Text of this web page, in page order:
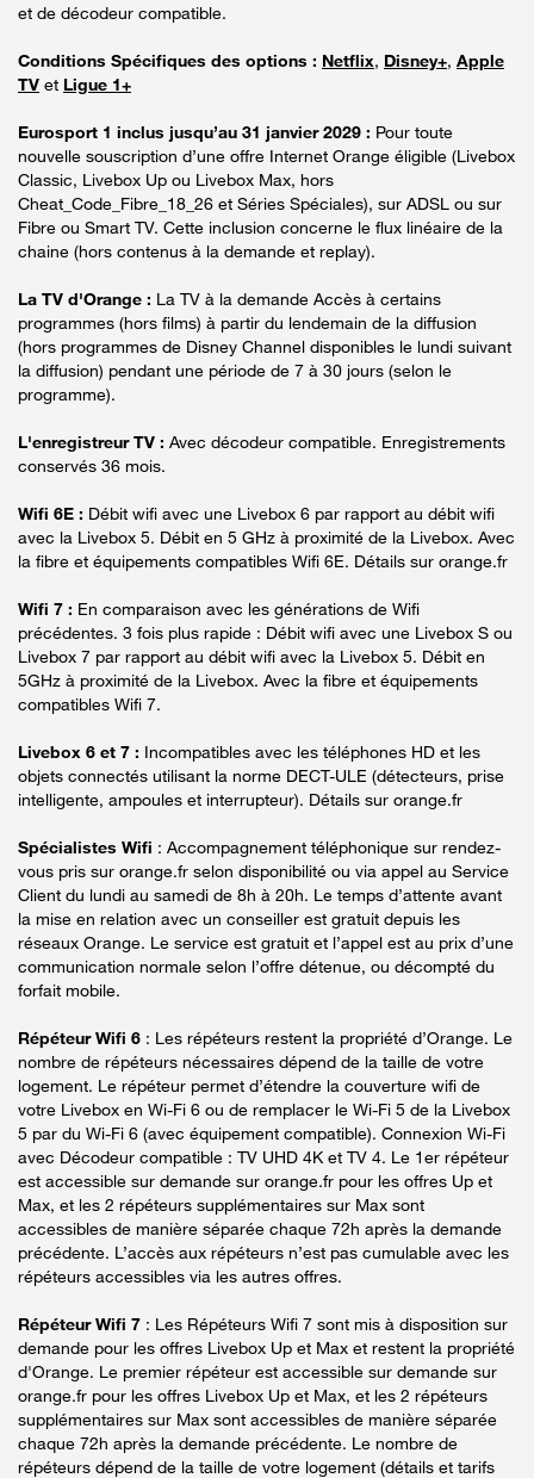
et de décodeur compatible.
Conditions Spécifiques des options : Netflix, Disney+, Apple
TV et Ligue 1+
Eurosport 1 inclus jusqu’au 31 janvier 2029 : Pour toute
nouvelle souscription d’une offre Internet Orange éligible (Livebox
Classic, Livebox Up ou Livebox Max, hors
Cheat_Code_Fibre_18_26 et Séries Spéciales), sur ADSL ou sur
Fibre ou Smart TV. Cette inclusion concerne le flux linéaire de la
chaine (hors contenus à la demande et replay).
La TV d'Orange : La TV à la demande Accès à certains
programmes (hors films) à partir du lendemain de la diffusion
(hors programmes de Disney Channel disponibles le lundi suivant
la diffusion) pendant une période de 7 à 30 jours (selon le
programme).
L'enregistreur TV : Avec décodeur compatible. Enregistrements
conservés 36 mois.
Wifi 6E : Débit wifi avec une Livebox 6 par rapport au débit wifi
avec la Livebox 5. Débit en 5 GHz à proximité de la Livebox. Avec
la fibre et équipements compatibles Wifi 6E. Détails sur orange.fr
Wifi 7 : En comparaison avec les générations de Wifi
précédentes. 3 fois plus rapide : Débit wifi avec une Livebox S ou
Livebox 7 par rapport au débit wifi avec la Livebox 5. Débit en
5GHz à proximité de la Livebox. Avec la fibre et équipements
compatibles Wifi 7.
Livebox 6 et 7 : Incompatibles avec les téléphones HD et les
objets connectés utilisant la norme DECT-ULE (détecteurs, prise
intelligente, ampoules et interrupteur). Détails sur orange.fr
Spécialistes Wifi : Accompagnement téléphonique sur rendez-
vous pris sur orange.fr selon disponibilité ou via appel au Service
Client du lundi au samedi de 8h à 20h. Le temps d’attente avant
la mise en relation avec un conseiller est gratuit depuis les
réseaux Orange. Le service est gratuit et l’appel est au prix d’une
communication normale selon l’offre détenue, ou décompté du
forfait mobile.
Répéteur Wifi 6 : Les répéteurs restent la propriété d’Orange. Le
nombre de répéteurs nécessaires dépend de la taille de votre
logement. Le répéteur permet d’étendre la couverture wifi de
votre Livebox en Wi-Fi 6 ou de remplacer le Wi-Fi 5 de la Livebox
5 par du Wi-Fi 6 (avec équipement compatible). Connexion Wi-Fi
avec Décodeur compatible : TV UHD 4K et TV 4. Le 1er répéteur
est accessible sur demande sur orange.fr pour les offres Up et
Max, et les 2 répéteurs supplémentaires sur Max sont
accessibles de manière séparée chaque 72h après la demande
précédente. L’accès aux répéteurs n’est pas cumulable avec les
répéteurs accessibles via les autres offres.
Répéteur Wifi 7 : Les Répéteurs Wifi 7 sont mis à disposition sur
demande pour les offres Livebox Up et Max et restent la propriété
d'Orange. Le premier répéteur est accessible sur demande sur
orange.fr pour les offres Livebox Up et Max, et les 2 répéteurs
supplémentaires sur Max sont accessibles de manière séparée
chaque 72h après la demande précédente. Le nombre de
répéteurs dépend de la taille de votre logement (détails et tarifs